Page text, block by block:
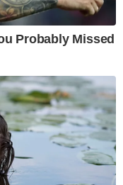
Probably Missed